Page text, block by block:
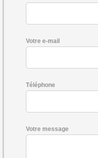
Votre e-mail
Téléphone
Votre message